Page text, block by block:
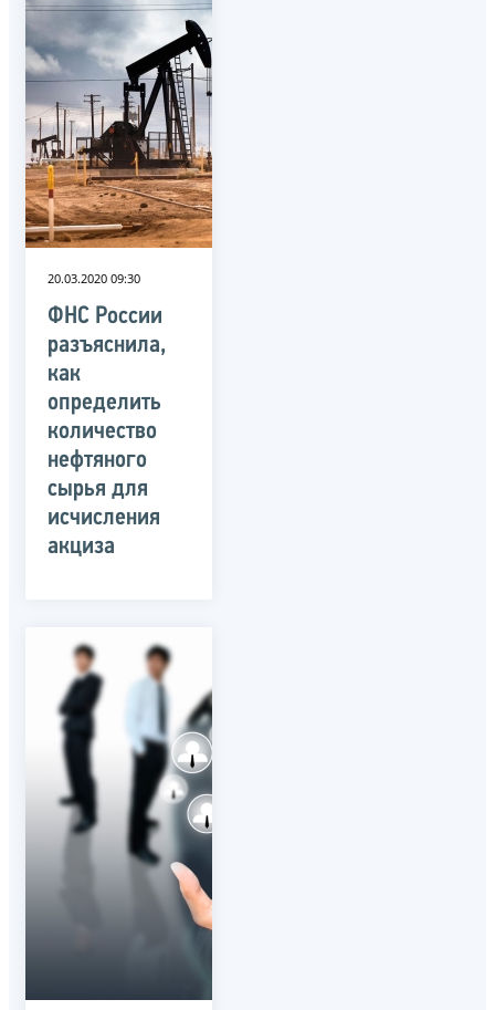
20.03.2020 09:30
ФНС России
разъяснила,
как
определить
количество
нефтяного
сырья для
исчисления
акциза